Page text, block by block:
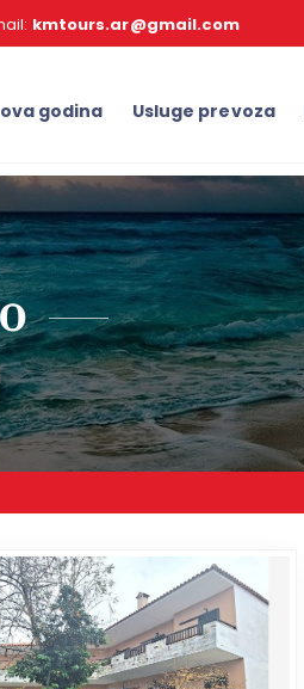
kmtours.ar@gmail.com
godina Usluge prevoza